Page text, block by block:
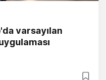
varsayılan